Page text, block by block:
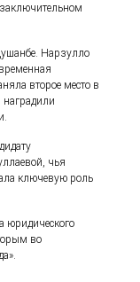
Нарзулло
второе место в
наградили
чья
ключевую роль
юридического
во